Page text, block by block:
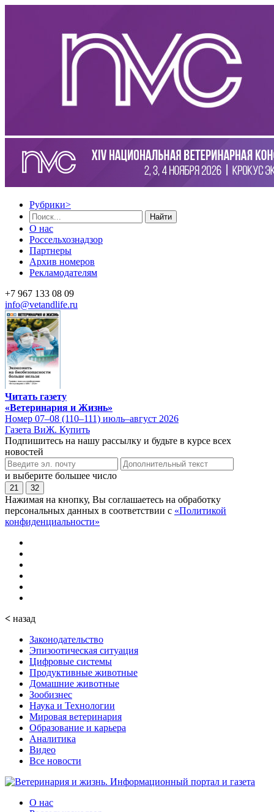
Рубрики>
Найти
О нас
Россельхознадзор
Партнеры
Архив номеров
Рекламодателям
+7 967 133 08 09
info@vetandlife.ru
Читать газету
«Ветеринария и Жизнь»
Номер 07–08 (110–111) июль–август 2026
Газета ВиЖ. Купить
Подпишитесь на нашу рассылку и будьте в курсе всех
новостей
и выберите большее число
21 32
Нажимая на кнопку, Вы соглашаетесь на обработку
персональных данных в соответствии с «Политикой
конфиденциальности»
< назад
Законодательство
Эпизоотическая ситуация
Цифровые системы
Продуктивные животные
Домашние животные
Зообизнес
Наука и Технологии
Мировая ветеринария
Образование и карьера
Аналитика
Видео
Все новости
О нас